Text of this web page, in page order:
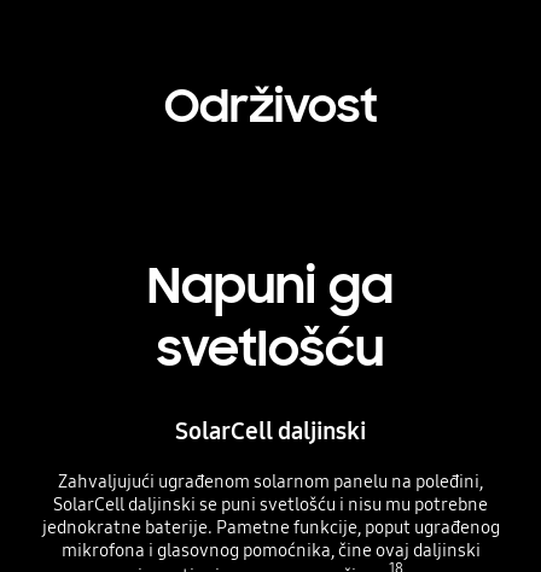
Održivost
Napuni ga
svetlošću
SolarCell daljinski
Zahvaljujući ugrađenom solarnom panelu na poleđini,
SolarCell daljinski se puni svetlošću i nisu mu potrebne
jednokratne baterije. Pametne funkcije, poput ugrađenog
mikrofona i glasovnog pomoćnika, čine ovaj daljinski
18